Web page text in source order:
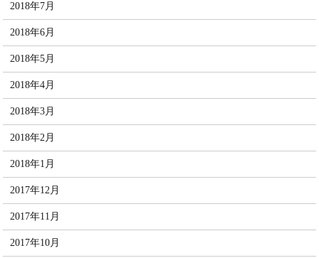
2018年7月
2018年6月
2018年5月
2018年4月
2018年3月
2018年2月
2018年1月
2017年12月
2017年11月
2017年10月